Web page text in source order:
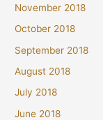
November 2018
October 2018
September 2018
August 2018
July 2018
June 2018